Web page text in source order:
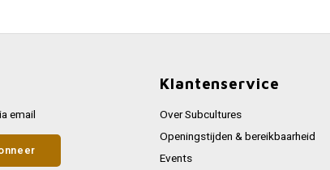
email
Klantenservice
Over Subcultures
Openingstijden & bereikbaarheid
Events